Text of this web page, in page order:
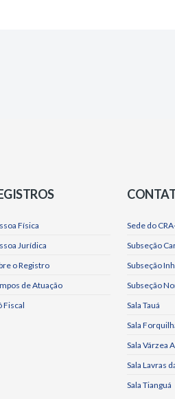
Física
Jurídica
o Registro
de Atuação
Fiscal
Sede do
Subseção
Subseção
Subseção
Sala Tauá
Sala
Sala Várzea
Sala Lavras
Sala Tianguá